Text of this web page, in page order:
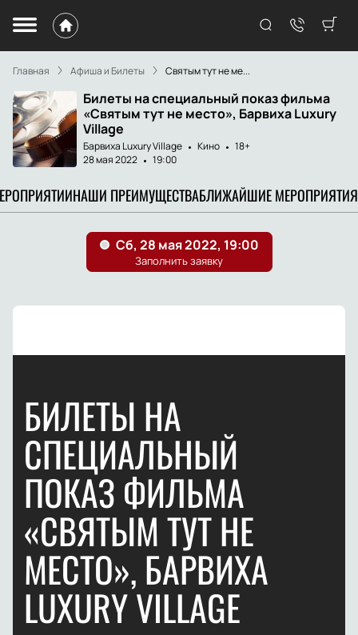
Главная Афиша и Билеты Святым тут не ме...
Билеты на специальный показ фильма
«Святым тут не место», Барвиха Luxury
Village
Барвиха Luxury Village Кино
18+
28 мая 2022
19:00
НАШИ ПРЕИМУЩЕСТВАБЛИЖАЙШИЕ МЕРОПРИЯТИЯ
БИЛЕТЫ НА
СПЕЦИАЛЬНЫЙ
ПОКАЗ ФИЛЬМА
«СВЯТЫМ ТУТ НЕ
МЕСТО», БАРВИХА
LUXURY VILLAGE